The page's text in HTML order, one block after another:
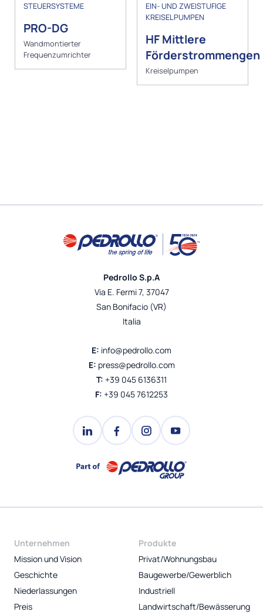
STEUERSYSTEME
PRO-DG
Wandmontierter
Frequenzumrichter
EIN- UND ZWEISTUFIGE
KREISELPUMPEN
HF Mittlere
Förderstrommengen
Kreiselpumpen
Pedrollo S.p.A
Via E. Fermi 7, 37047
San Bonifacio (VR)
Italia
E: info@pedrollo.com
E: press@pedrollo.com
T: +39 045 6136311
F: +39 045 7612253
Unternehmen
Mission und Vision
Geschichte
Niederlassungen
Preis
Produkte
Privat/Wohnungsbau
Baugewerbe/Gewerblich
Industriell
Landwirtschaft/Bewässerung